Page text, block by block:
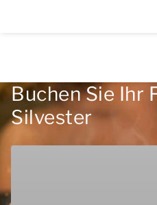
Buchen Sie Ihr
Silvester